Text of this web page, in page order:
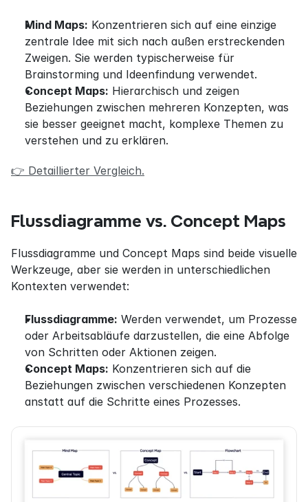
Mind Maps: Konzentrieren sich auf eine einzige
zentrale Idee mit sich nach außen erstreckenden
Zweigen. Sie werden typischerweise für
Brainstorming und Ideenfindung verwendet.
Concept Maps: Hierarchisch und zeigen
Beziehungen zwischen mehreren Konzepten, was
sie besser geeignet macht, komplexe Themen zu
verstehen und zu erklären.
👉 Detaillierter Vergleich.
Flussdiagramme vs. Concept Maps
Flussdiagramme und Concept Maps sind beide visuelle
Werkzeuge, aber sie werden in unterschiedlichen
Kontexten verwendet:
Flussdiagramme: Werden verwendet, um Prozesse
oder Arbeitsabläufe darzustellen, die eine Abfolge
von Schritten oder Aktionen zeigen.
Concept Maps: Konzentrieren sich auf die
Beziehungen zwischen verschiedenen Konzepten
anstatt auf die Schritte eines Prozesses.